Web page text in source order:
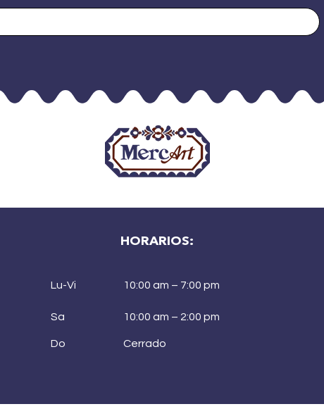
HORARIOS:
Lu-Vi 10:00 am – 7:00 pm
Sa 10:00 am – 2:00 pm
Do Cerrado